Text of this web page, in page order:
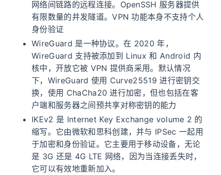
网络间链路的远程连接。OpenSSH 服务器提供
有限数量的并发隧道。VPN 功能本身不支持个人
身份验证
WireGuard 是一种协议。在 2020 年，
WireGuard 支持被添加到 Linux 和 Android 内
核中，开放它被 VPN 提供商采用。默认情况
下，WireGuard 使用 Curve25519 进行密钥交
换，使用 ChaCha20 进行加密，但也包括在客
户端和服务器之间预共享对称密钥的能力
IKEv2 是 Internet Key Exchange volume 2 的
缩写。它由微软和思科创建，并与 IPSec 一起用
于加密和身份验证。它主要用于移动设备，无论
是 3G 还是 4G LTE 网络，因为当连接丢失时，
它可以有效地重新加入。